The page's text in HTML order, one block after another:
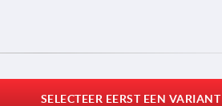
SELECTEER EERST EEN VARIANT